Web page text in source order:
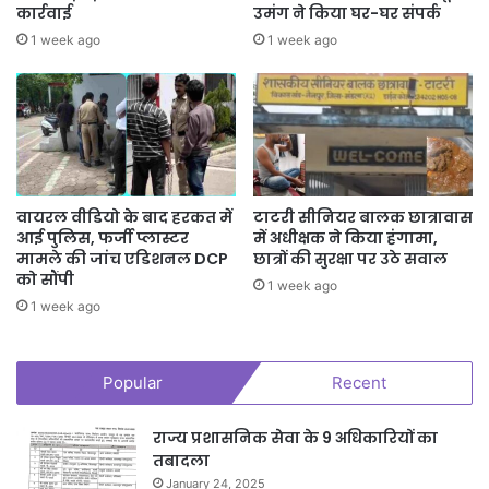
कार्रवाई
1 week ago
उमंग ने किया घर-घर संपर्क
1 week ago
वायरल वीडियो के बाद हरकत में
आई पुलिस, फर्जी प्लास्टर
मामले की जांच एडिशनल DCP
को सौंपी
1 week ago
टाटरी सीनियर बालक छात्रावास
में अधीक्षक ने किया हंगामा,
छात्रों की सुरक्षा पर उठे सवाल
1 week ago
Popular Recent
राज्य प्रशासनिक सेवा के 9 अधिकारियों का
तबादला
January 24, 2025